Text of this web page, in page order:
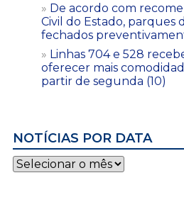
De acordo com
Civil do Estado, parques
fechados
Linhas 704 e 528
oferecer mais
partir de segunda (10)
NOTÍCIAS POR DATA
Notícias
por